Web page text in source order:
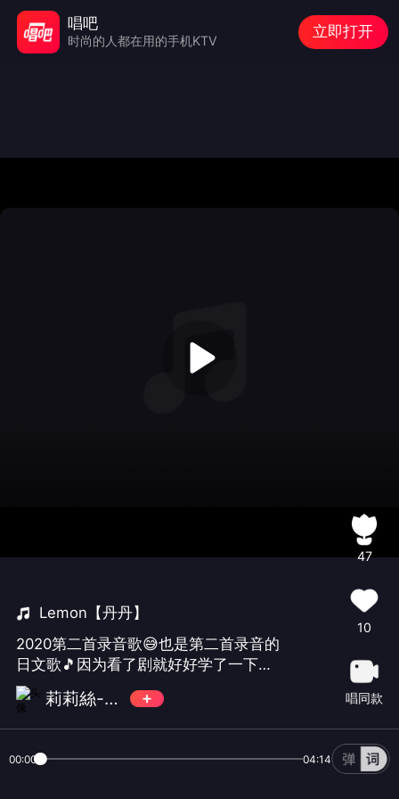
Lemon【丹丹】
2020第二首录音歌😅也是第二首录音的
日文歌🎵因为看了剧就好好学了一下下
🎤 #米津玄師##Lemon#cover by.蛋蛋
词曲#米津玄師# 日剧#unnatural##非
自然死亡#主题曲 似乎介绍全了......🤣
莉莉絲-Lilith
47
10
唱同款
00:00 04:14
唱吧
时尚的人都在用的手机KTV
立即打开